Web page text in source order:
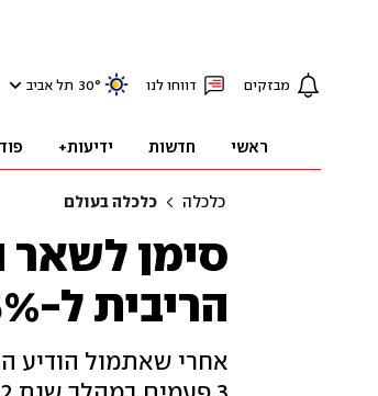
מבזקים דווחו לנו 30° תל אביב
ראשי חדשות ידיעות+
כלכלה כלכלה בעולם
סימן לשאר
הריבית ל-0.25%
אחרי שאתמול הודיע